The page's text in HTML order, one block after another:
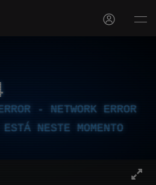
- NETWORK ERROR
NESTE MOMENTO